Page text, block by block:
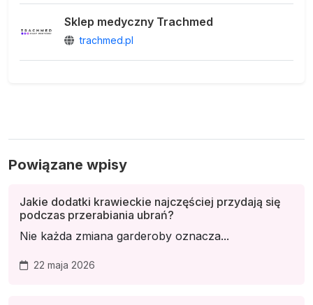
Sklep medyczny Trachmed
trachmed.pl
Powiązane wpisy
Jakie dodatki krawieckie najczęściej przydają się
podczas przerabiania ubrań?
Nie każda zmiana garderoby oznacza...
22 maja 2026